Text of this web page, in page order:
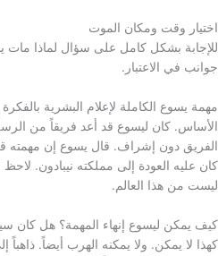
اختيار وقت ومكان الموت
للإجابة بشكل كامل على سؤال لماذا
جوانب في الاعتبار.
مهمة يسوع الكاملة لإعلام البشرية
الأساس. كان ليسوع قد أعد فريقاً من
الفريق دون إشراف. قال يسوع إن مهمته
كان عليه العودة إلى مملكته نيبادون.
ليست من هذا العالم.
كيف يمكن ليسوع إنهاء المهمة؟ هل
كهذا لا يمكن. ولا يمكنه الهرب أيضاً.